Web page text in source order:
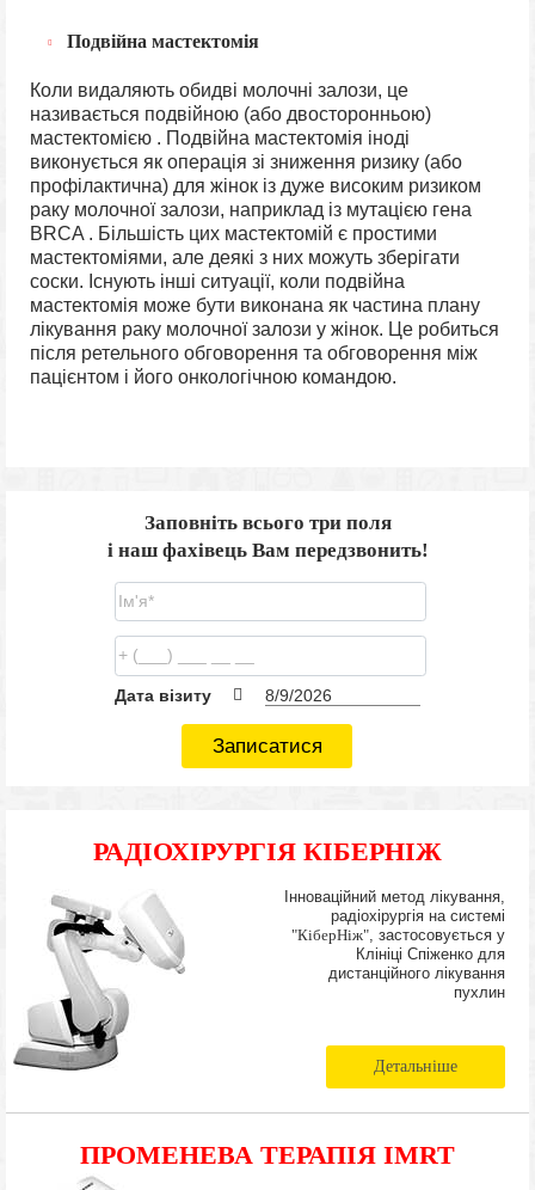
Подвійна мастектомія
Коли видаляють обидві молочні залози, це
називається подвійною (або двосторонньою)
мастектомією . Подвійна мастектомія іноді
виконується як операція зі зниження ризику (або
профілактична) для жінок із дуже високим ризиком
раку молочної залози, наприклад із мутацією гена
BRCA . Більшість цих мастектомій є простими
мастектоміями, але деякі з них можуть зберігати
соски. Існують інші ситуації, коли подвійна
мастектомія може бути виконана як частина плану
лікування раку молочної залози у жінок. Це робиться
після ретельного обговорення та обговорення між
пацієнтом і його онкологічною командою.
Заповніть всього три поля
і наш фахівець Вам передзвонить!
Дата візиту
Записатися
РАДІОХІРУРГІЯ КІБЕРНІЖ
Інноваційний метод лікування,
радіохірургія на системі
"КіберНіж", застосовується у
Клініці Спіженко для
дистанційного лікування
пухлин
Детальніше
ПРОМЕНЕВА ТЕРАПІЯ IMRT